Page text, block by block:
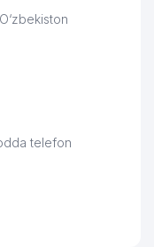
QILISH
telefon